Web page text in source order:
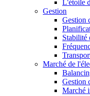
L'étoile
Gestion
Gestion
Stabilité
Marché de
Gestion
Marché